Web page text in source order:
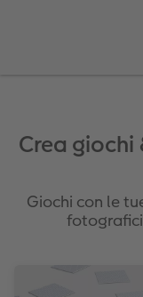
Crea giochi
Giochi con le